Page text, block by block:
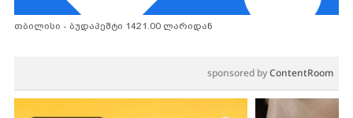
თბილისი - ბუდაპეშტი 1421.00 ლარიდან
sponsored byContentRoom